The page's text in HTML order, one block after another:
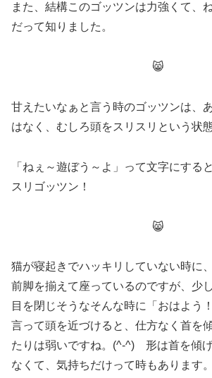
また、結構このゴッツンは力強くて、
だって知りました。
😸
甘えたいなぁと言う時のゴッツンは、
はなく、むしろ頭をスリスリという状
「ねぇ～遊ぼう～よ」って文字にする
スリゴッツン！
😸
猫が寝起きでハッキリしていない時に
前脚を揃えて座っているのですが、少
目を閉じそうなそんな時に「おはよう
言って頭を近づけると、仕方なく首を
たりは弱いですね。(^-^) 形は首を傾
なくて、気持ちだけって時もあります。